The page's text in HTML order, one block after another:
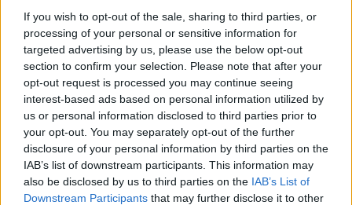
If you wish to opt-out of the sale, sharing to third parties, or
processing of your personal or sensitive information for
targeted advertising by us, please use the below opt-out
section to confirm your selection. Please note that after your
opt-out request is processed you may continue seeing
interest-based ads based on personal information utilized by
us or personal information disclosed to third parties prior to
your opt-out. You may separately opt-out of the further
disclosure of your personal information by third parties on the
IAB’s list of downstream participants. This information may
also be disclosed by us to third parties on the IAB’s List of
Downstream Participants that may further disclose it to other
Πλημμελειοδικείο.
Η ΚΡΙΣΗ ΠΕΡΙ ΥΠΑΡΞΗΣ ΤΟΥ ΑΥΤΟΦΩΡΟΥ: Πρέπει
να σημειωθεί ότι ο αρμόδιος Εισαγγελέας
Πλημμελειοδικών κρίνει σε κάθε περίπτωση για
το αν υπάρχει ή όχι αυτόφωρο κακούργημα ή
πλημμέλημα, αφού ο νόμος του δίδει το
δικαίωμα έκδοσης εντάλματος σύλληψης κατά
του διωκόμενου δράστη του επ αυτοφώρου
εγκλήματος (άρθ. 275 παρ 3 ΚΠοινΔ), μέσα στα